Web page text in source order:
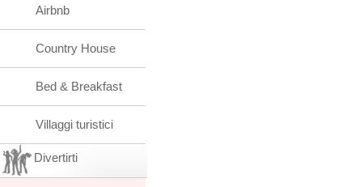
Airbnb
Country House
Bed & Breakfast
Villaggi turistici
Divertirti